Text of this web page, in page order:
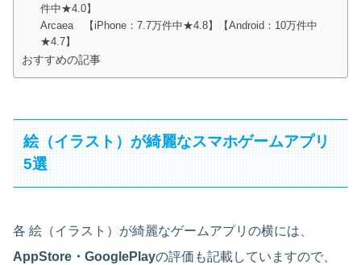
件中★4.0】
Arcaea 【iPhone：7.7万件中★4.8】【Android：10万件中
★4.7】
おすすめの記事
絵（イラスト）が綺麗なスマホゲームアプリ
5選
各 絵（イラスト）が綺麗なゲームアプリの横には、
AppStore・GooglePlayの評価も記載していますので、